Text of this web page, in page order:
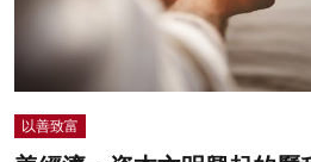
以善致富